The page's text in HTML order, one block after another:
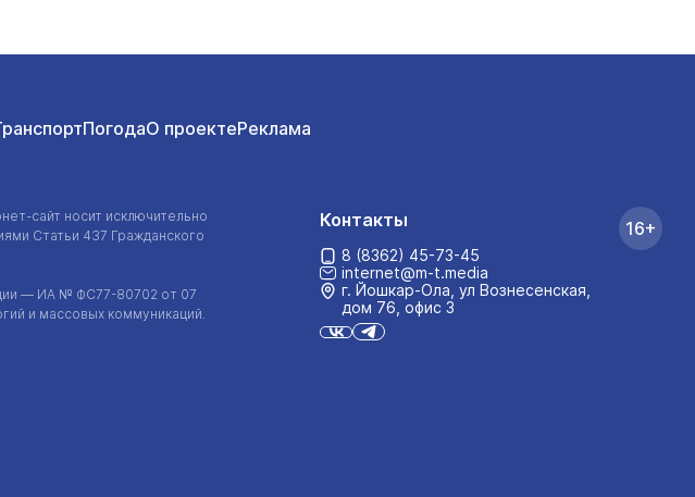
ПогодаО проектеРеклама
сайт носит исключительно
Статьи 437 Гражданского
— ИА № ФС77-80702 от 07
и массовых коммуникаций.
Контакты
8 (8362) 45-73-45
internet@m-t.media
г. Йошкар‑Ола, ул Вознесенская,
дом 76, офис 3
16+